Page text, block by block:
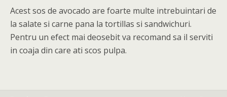
Acest sos de avocado are foarte multe intrebuintari de
la salate si carne pana la tortillas si sandwichuri.
Pentru un efect mai deosebit va recomand sa il serviti
in coaja din care ati scos pulpa.